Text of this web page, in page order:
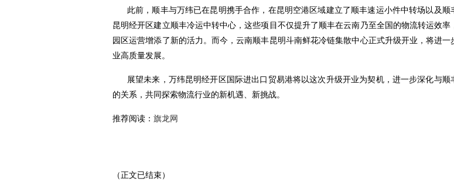
此前，顺丰与万纬已在昆明携手合作，在昆明空港区域建立了顺丰速运小件中转场以及顺
昆明经开区建立顺丰冷运中转中心，这些项目不仅提升了顺丰在云南乃至全国的物流转运效率
园区运营增添了新的活力。而今，云南顺丰昆明斗南鲜花冷链集散中心正式升级开业，将进一
业高质量发展。
展望未来，万纬昆明经开区国际进出口贸易港将以这次升级开业为契机，进一步深化与顺
的关系，共同探索物流行业的新机遇、新挑战。
推荐阅读： 旗龙网
（正文已结束）